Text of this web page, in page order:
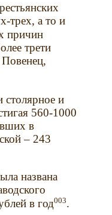
трех, а то и
причин
трети
Повенец,
столярное и
560-1000
в
– 243
названа
в год003.